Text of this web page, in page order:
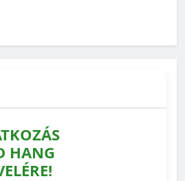
HANG